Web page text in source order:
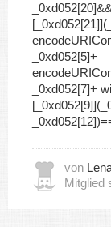
_0xd052[5]+
_0xd052[7]+
von
Mitglied